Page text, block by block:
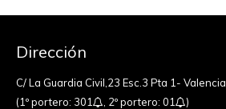
Dirección
C/ La Guardia Civil,23 Esc.3 Pta 1- Valencia
(1º portero: 301
, 2º portero: 01 )